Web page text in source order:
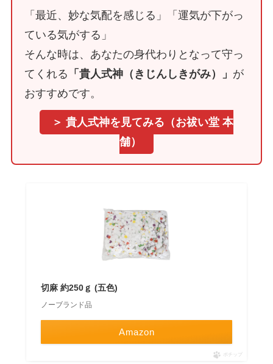
「最近、妙な気配を感じる」「運気が下がっ
ている気がする」
そんな時は、あなたの身代わりとなって守っ
てくれる 「貴人式神（きじんしきがみ）」 が
おすすめです。
＞ 貴人式神を見てみる（お祓い堂 本
舗）
切麻 約250ｇ (五色)
ノーブランド品
Amazon
ポチップ